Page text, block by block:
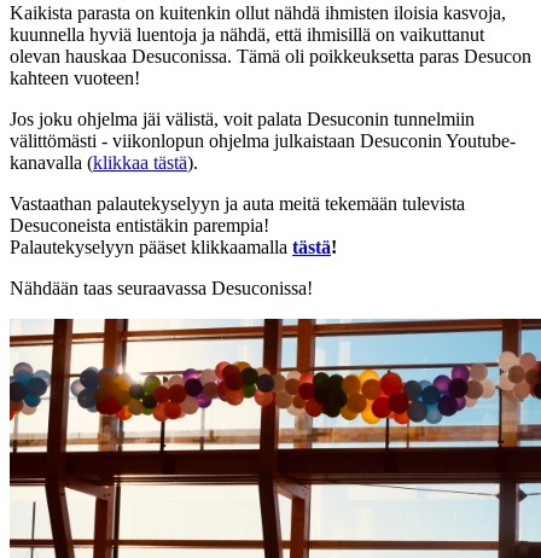
Kaikista parasta on kuitenkin ollut nähdä ihmisten iloisia kasvoja,
kuunnella hyviä luentoja ja nähdä, että ihmisillä on vaikuttanut
olevan hauskaa Desuconissa. Tämä oli poikkeuksetta paras Desucon
kahteen vuoteen!
Jos joku ohjelma jäi välistä, voit palata Desuconin tunnelmiin
välittömästi - viikonlopun ohjelma julkaistaan Desuconin Youtube-
kanavalla (klikkaa tästä).
Vastaathan palautekyselyyn ja auta meitä tekemään tulevista
Desuconeista entistäkin parempia!
Palautekyselyyn pääset klikkaamalla tästä!
Nähdään taas seuraavassa Desuconissa!